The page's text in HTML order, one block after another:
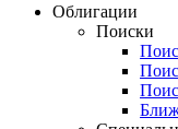
Облигации
Поиски